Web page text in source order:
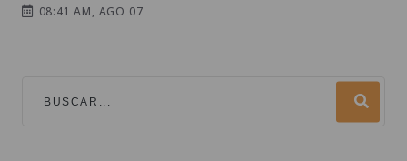
08:41 AM, AGO 07